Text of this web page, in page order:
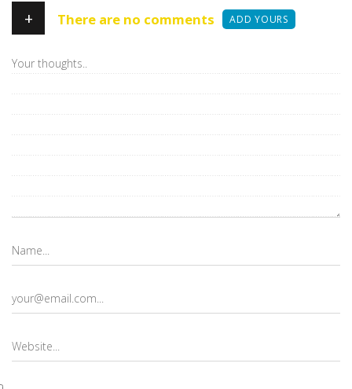
+ There are no comments ADD YOURS